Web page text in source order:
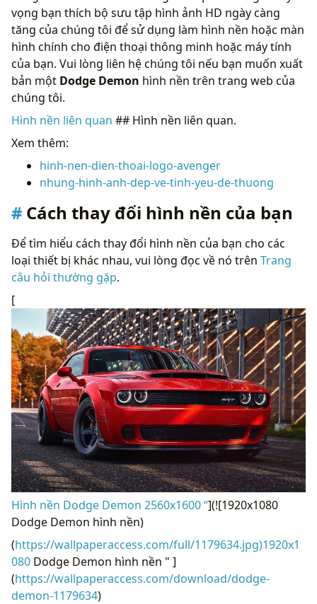
vọng bạn thích bộ sưu tập hình ảnh HD ngày càng
tăng của chúng tôi để sử dụng làm hình nền hoặc màn
hình chính cho điện thoại thông minh hoặc máy tính
của bạn. Vui lòng liên hệ chúng tôi nếu bạn muốn xuất
bản một Dodge Demon hình nền trên trang web của
chúng tôi.
Hình nền liên quan ## Hình nền liên quan.
Xem thêm:
hinh-nen-dien-thoai-logo-avenger
nhung-hinh-anh-dep-ve-tinh-yeu-de-thuong
Cách thay đổi hình nền của bạn
Để tìm hiểu cách thay đổi hình nền của bạn cho các
loại thiết bị khác nhau, vui lòng đọc về nó trên Trang
câu hỏi thường gặp.
[
Hình nền Dodge Demon 2560x1600 “](![1920x1080
Dodge Demon hình nền)
(https://wallpaperaccess.com/full/1179634.jpg)1920x1
080 Dodge Demon hình nền " ]
(https://wallpaperaccess.com/download/dodge-
demon-1179634)